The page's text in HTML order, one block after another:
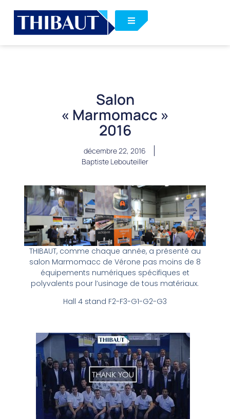
Salon
« Marmomacc »
2016
décembre 22, 2016
Baptiste Lebouteiller
THIBAUT, comme chaque année, a présenté au
salon Marmomacc de Vérone pas moins de 8
équipements numériques spécifiques et
polyvalents pour l’usinage de tous matériaux.
Hall 4 stand F2-F3-G1-G2-G3